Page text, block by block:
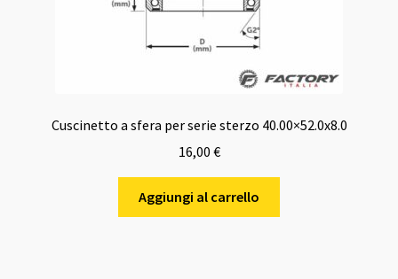
Cuscinetto a sfera per serie sterzo 40.00×52.0x8.0
16,00 €
Aggiungi al carrello